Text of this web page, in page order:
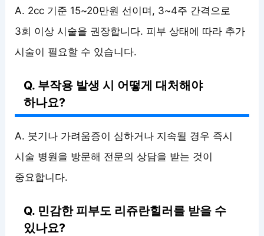
A. 2cc 기준 15~20만원 선이며, 3~4주 간격으로
3회 이상 시술을 권장합니다. 피부 상태에 따라 추가
시술이 필요할 수 있습니다.
Q. 부작용 발생 시 어떻게 대처해야
하나요?
A. 붓기나 가려움증이 심하거나 지속될 경우 즉시
시술 병원을 방문해 전문의 상담을 받는 것이
중요합니다.
Q. 민감한 피부도 리쥬란힐러를 받을 수
있나요?